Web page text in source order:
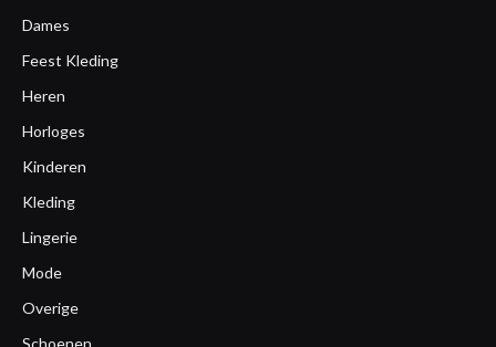
Dames
Feest Kleding
Heren
Horloges
Kinderen
Kleding
Lingerie
Mode
Overige
Schoenen